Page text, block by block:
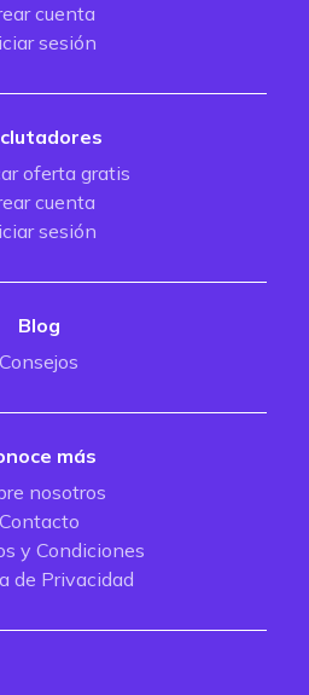
cuenta
sesión
oferta gratis
cuenta
sesión
Blog
Consejos
más
nosotros
Contacto
y Condiciones
de Privacidad